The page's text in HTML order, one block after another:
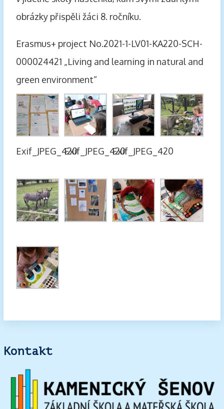
obrázky přispěli žáci 8. ročníku.
Erasmus+ project No.2021-1-LV01-KA220-SCH-
000024421 „Living and learning in natural and
green environment“
Exif_JPEG_420Exif_JPEG_420Exif_JPEG_420
Kontakt